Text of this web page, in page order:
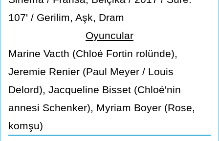
107' / Gerilim, Aşk, Dram
Oyuncular
Marine Vacth (Chloé Fortin rolünde),
Jeremie Renier (Paul Meyer / Louis
Delord), Jacqueline Bisset (Chloé'nin
annesi Schenker), Myriam Boyer (Rose,
komşu)